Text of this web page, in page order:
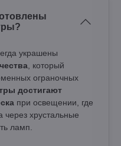
украшены
, который
ограночных
достигают
при освещении, где
через хрустальные
ламп.